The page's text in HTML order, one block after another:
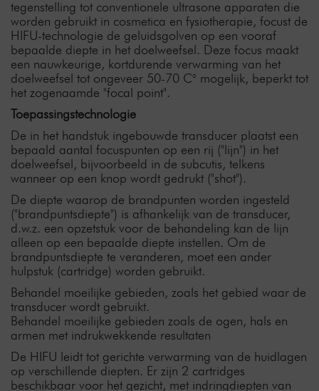
tegenstelling tot conventionele ultrasone apparaten die
worden gebruikt in cosmetica en fysiotherapie, focust de
HIFU-technologie de geluidsgolven op een vooraf
bepaalde diepte in het doelweefsel. Deze focus maakt
een nauwkeurige, kortdurende verwarming van het
doelweefsel tot ongeveer 50-70 C° mogelijk, beperkt tot
het zogenaamde "focal point".
Toepassingstechnologie
De in het handstuk ingebouwde transducer plaatst een
bepaald aantal focuspunten op een rij ("lijn") in het
doelweefsel, bijvoorbeeld in de subcutis, telkens
wanneer op een knop wordt gedrukt ("shot").
De diepte waarop de brandpunten worden ingesteld
("brandpuntsdiepte") is afhankelijk van de transducer,
d.w.z. een opzetstuk voor de behandeling kan de lijn
alleen op een bepaalde diepte instellen. Om de
brandpuntsdiepte te veranderen, moet een ander
hulpstuk (cartridge) worden gebruikt.
Behandel moeilijke gebieden, zoals het gebied waar de
transducer wordt gebruikt.
Behandel moeilijke gebieden zoals de ogen, hals en
armen met indrukwekkende resultaten
De HIFU leidt tot gerichte verwarming van de huidlagen
op verschillende diepten. Er zijn 2 cartridges
beschikbaar voor het gezicht, met indringdiepten van